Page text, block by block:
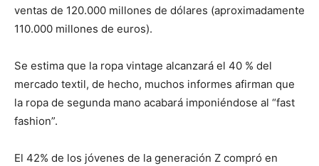
ventas de 120.000 millones de dólares (aproximadamente
110.000 millones de euros).
Se estima que la ropa vintage alcanzará el 40 % del
mercado textil, de hecho, muchos informes afirman que
la ropa de segunda mano acabará imponiéndose al “fast
fashion”.
El 42% de los jóvenes de la generación Z compró en